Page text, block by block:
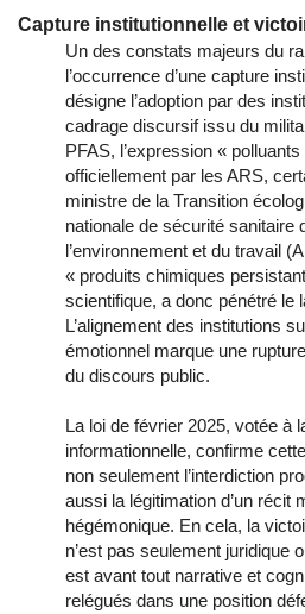
Capture institutionnelle et
Un des constats majeurs du
l’occurrence d’une capture
désigne l’adoption par des
cadrage discursif issu du
PFAS, l’expression «
officiellement par les ARS,
ministre de la Transition
nationale de sécurité sanitaire
l’environnement et du travail
« produits chimiques
scientifique, a donc pénétré le
L’alignement des institutions
émotionnel marque une
du discours public.
La loi de février 2025, votée à
informationnelle, confirme
non seulement l’interdiction
aussi la légitimation d’un récit
hégémonique. En cela, la
n’est pas seulement juridique
est avant tout narrative et
relégués dans une position